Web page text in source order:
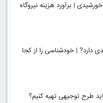
| برآورد هزینه نیروگاه
| خودشناسی را از کجا
طرح توجیهی تهیه کنیم؟